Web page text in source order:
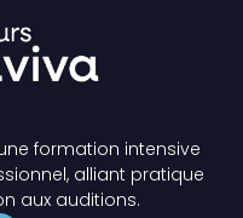
formation intensive
alliant pratique
aux auditions.